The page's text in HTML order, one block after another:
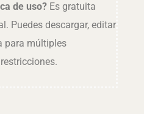
de uso?Es gratuita
Puedes descargar, editar
para múltiples